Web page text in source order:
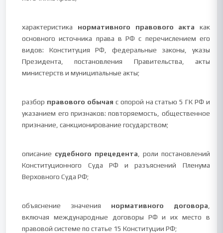
характеристика нормативного правового акта как
основного источника права в РФ с перечислением его
видов: Конституция РФ, федеральные законы, указы
Президента, постановления Правительства, акты
министерств и муниципальные акты;
разбор правового обычая с опорой на статью 5 ГК РФ и
указанием его признаков: повторяемость, общественное
признание, санкционирование государством;
описание судебного прецедента , роли постановлений
Конституционного Суда РФ и разъяснений Пленума
Верховного Суда РФ;
объяснение значения нормативного договора
включая международные договоры РФ и их место в
правовой системе по статье 15 Конституции РФ;